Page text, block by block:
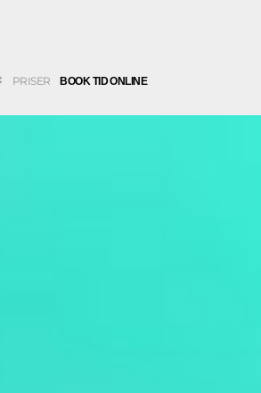
PRISER BOOK TID ONLINE